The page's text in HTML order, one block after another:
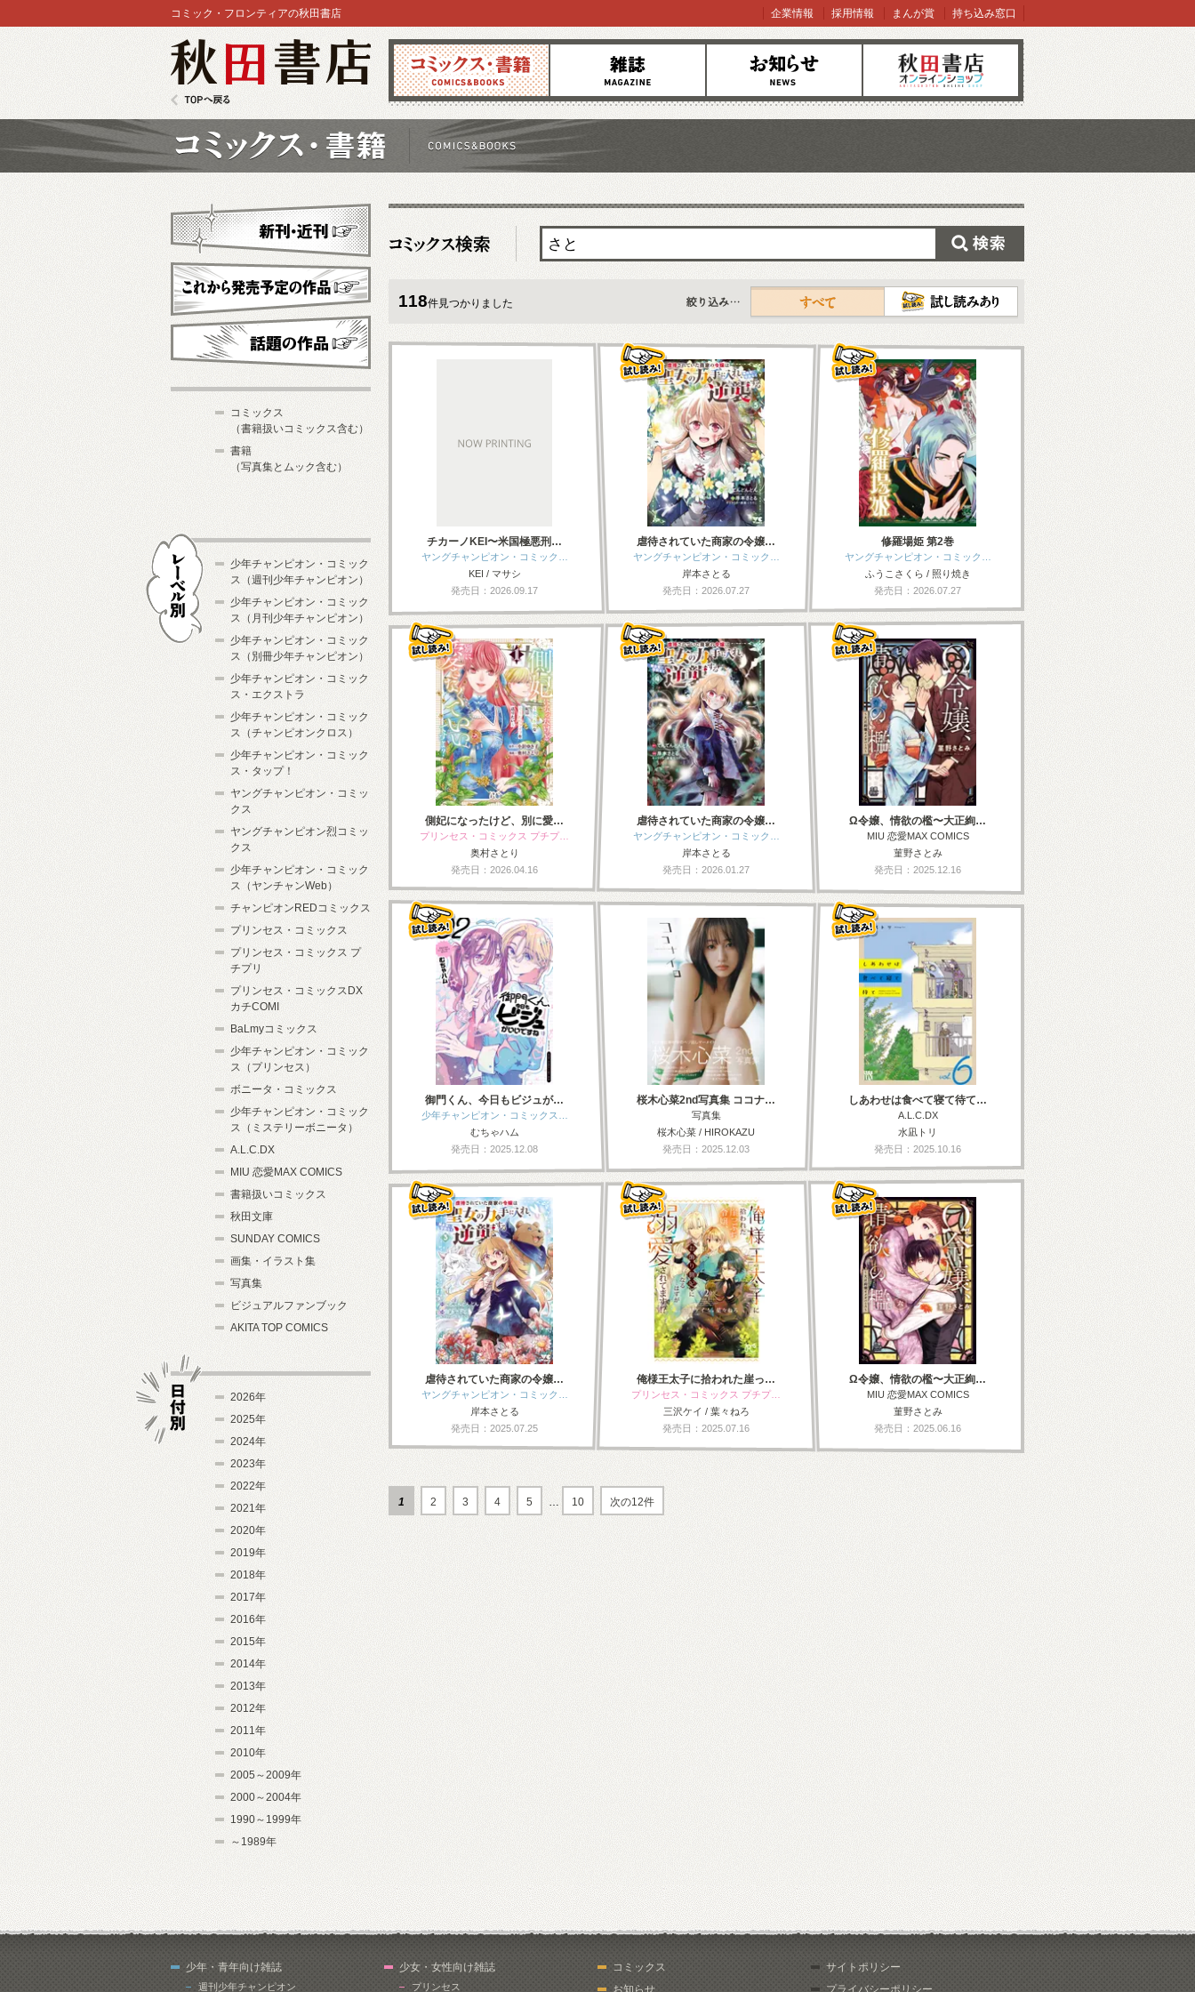
コミックス 雑誌 お知らせ オンラインショップ
コミック・フロンティアの秋田書店 企業情報 採用情報 まんが賞 持ち込み窓口
118件見つかりました
すべて
チカーノKEI〜米国極悪刑…
ヤングチャンピオン・コミック…
KEI / マサシ
発売日：2026.09.17
虐待されていた商家の令嬢…
ヤングチャンピオン・コミック…
岸本さとる
発売日：2026.07.27
修羅場姫 第2巻
ヤングチャンピオン・コミック…
ふうこさくら / 照り焼き
発売日：2026.07.27
側妃になったけど、別に愛…
プリンセス・コミックス プチプ…
奥村さとり
発売日：2026.04.16
虐待されていた商家の令嬢…
ヤングチャンピオン・コミック…
岸本さとる
発売日：2026.01.27
Ω令嬢、情欲の檻〜大正絢…
MIU 恋愛MAX COMICS
菫野さとみ
発売日：2025.12.16
御門くん、今日もビジュが…
少年チャンピオン・コミックス…
むちゃハム
発売日：2025.12.08
桜木心菜2nd写真集 ココナ…
写真集
桜木心菜 / HIROKAZU
発売日：2025.12.03
しあわせは食べて寝て待て…
A.L.C.DX
水凪トリ
発売日：2025.10.16
虐待されていた商家の令嬢…
ヤングチャンピオン・コミック…
岸本さとる
発売日：2025.07.25
俺様王太子に拾われた崖っ…
プリンセス・コミックス プチプ…
三沢ケイ / 葉々ねろ
発売日：2025.07.16
Ω令嬢、情欲の檻〜大正絢…
MIU 恋愛MAX COMICS
菫野さとみ
発売日：2025.06.16
1 2 3 4 5 … 10 次の12件
新刊・近刊
これから発売予定
コミックス
（書籍扱いコミックス含む）
書籍
（写真集とムック含む）
少年チャンピオン・コミック
ス（週刊少年チャンピオン）
少年チャンピオン・コミック
ス（月刊少年チャンピオン）
少年チャンピオン・コミック
ス（別冊少年チャンピオン）
少年チャンピオン・コミック
ス・エクストラ
少年チャンピオン・コミック
ス（チャンピオンクロス）
少年チャンピオン・コミック
ス・タップ！
ヤングチャンピオン・コミッ
クス
ヤングチャンピオン烈コミッ
クス
少年チャンピオン・コミック
ス（ヤンチャンWeb）
チャンピオンREDコミックス
プリンセス・コミックス
プリンセス・コミックス プ
チプリ
プリンセス・コミックスDX
カチCOMI
BaLmyコミックス
少年チャンピオン・コミック
ス（プリンセス）
ボニータ・コミックス
少年チャンピオン・コミック
ス（ミステリーボニータ）
A.L.C.DX
MIU 恋愛MAX COMICS
書籍扱いコミックス
秋田文庫
SUNDAY COMICS
画集・イラスト集
写真集
ビジュアルファンブック
AKITA TOP COMICS
2026年
2025年
2024年
2023年
2022年
2021年
2020年
2019年
2018年
2017年
2016年
2015年
2014年
2013年
2012年
2011年
2010年
2005～2009年
2000～2004年
1990～1999年
～1989年
少年・青年向け雑誌
週刊少年チャンピオン
少女・女性向け雑誌
プリンセス
コミックス
お知らせ
サイトポリシー
プライバシーポリシー